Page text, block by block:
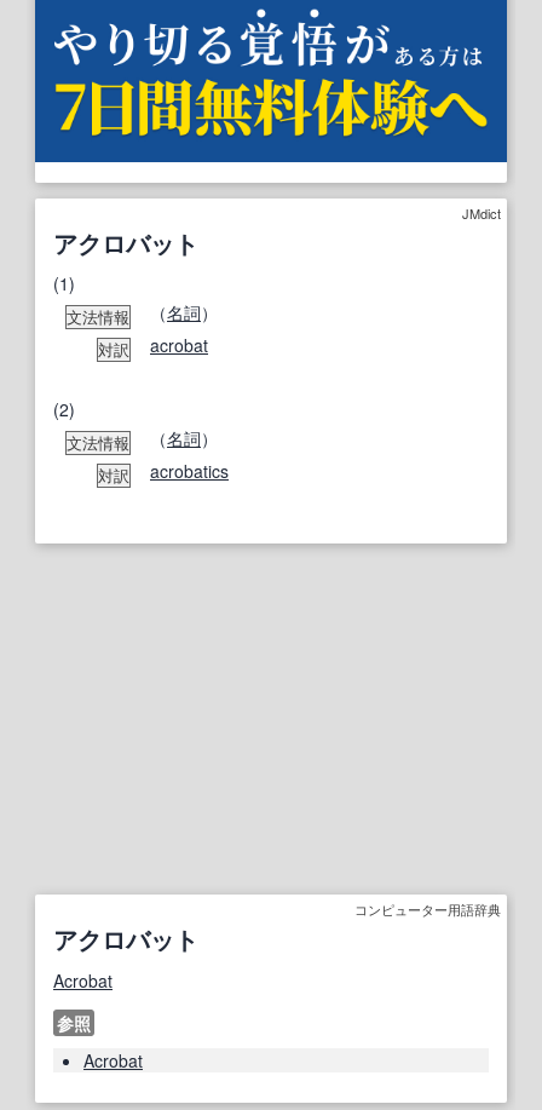
JMdict
アクロバット
(1)
文法情報 （名詞）
対訳 acrobat
(2)
文法情報 （名詞）
対訳 acrobatics
コンピューター用語辞典
アクロバット
Acrobat
参照
Acrobat